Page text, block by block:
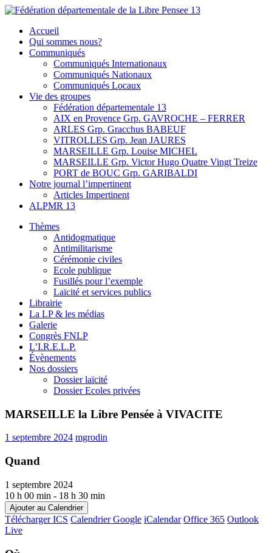
Skip
content
Fédération départementale de la Libre Pensee 13
Membre de la fédération Nationale de la Libre Pensée ni dieu ni
maitre
Accueil
Qui sommes nous?
Communiqués
Communiqués Internationaux
Communiqués Nationaux
Communiqués Locaux
Vie des groupes
Fédération départementale 13
AIX en Provence Grp. GAVROCHE – FERRER
ARLES Grp. Gracchus BABEUF
VITROLLES Grp. Jean JAURES
MARSEILLE Grp. Louise MICHEL
MARSEILLE Grp. Victor Hugo Quatre Vingt Treize
PORT de BOUC Grp. GARIBALDI
Notre journal l’impertinent
Articles Impertinent
ALPMR 13
Thèmes
Antidogmatique
Antimilitarisme
Cérémonie civiles
Ecole publique
Fusillés pour l’exemple
Laïcité et services publics
Librairie
La LP & les médias
Galerie
Congrès FNLP
L’I.R.E.L.P.
Évènements
Nos dossiers
Dossier laïcité
Dossier Ecoles privées
MARSEILLE la Libre Pensée à VIVACITE
1 septembre 2024 mgrodin
Quand
1 septembre 2024
10 h 00 min - 18 h 30 min
Ajouter au Calendrier
Télécharger ICS Calendrier Google iCalendar Office 365 Outlook
Live